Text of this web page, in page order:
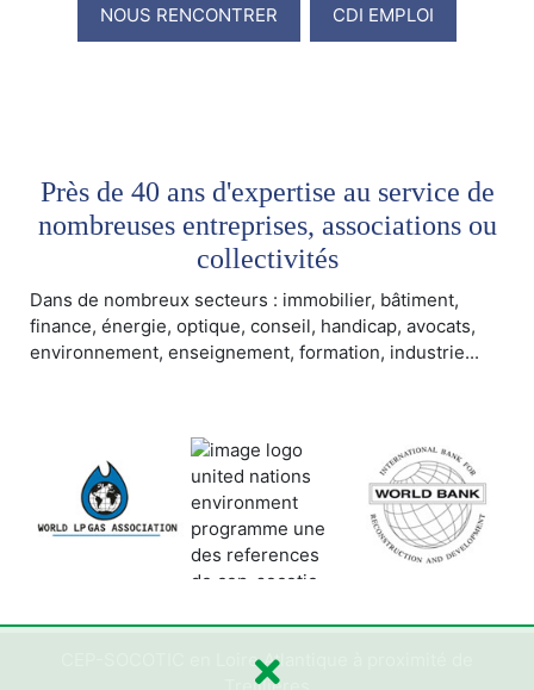
NOUS RENCONTRER CDI EMPLOI
Près de 40 ans d'expertise au service de
nombreuses entreprises, associations ou
collectivités
Dans de nombreux secteurs : immobilier, bâtiment,
finance, énergie, optique, conseil, handicap, avocats,
environnement, enseignement, formation, industrie...
CEP-SOCOTIC en Loire Atlantique à proximité de
Treillières